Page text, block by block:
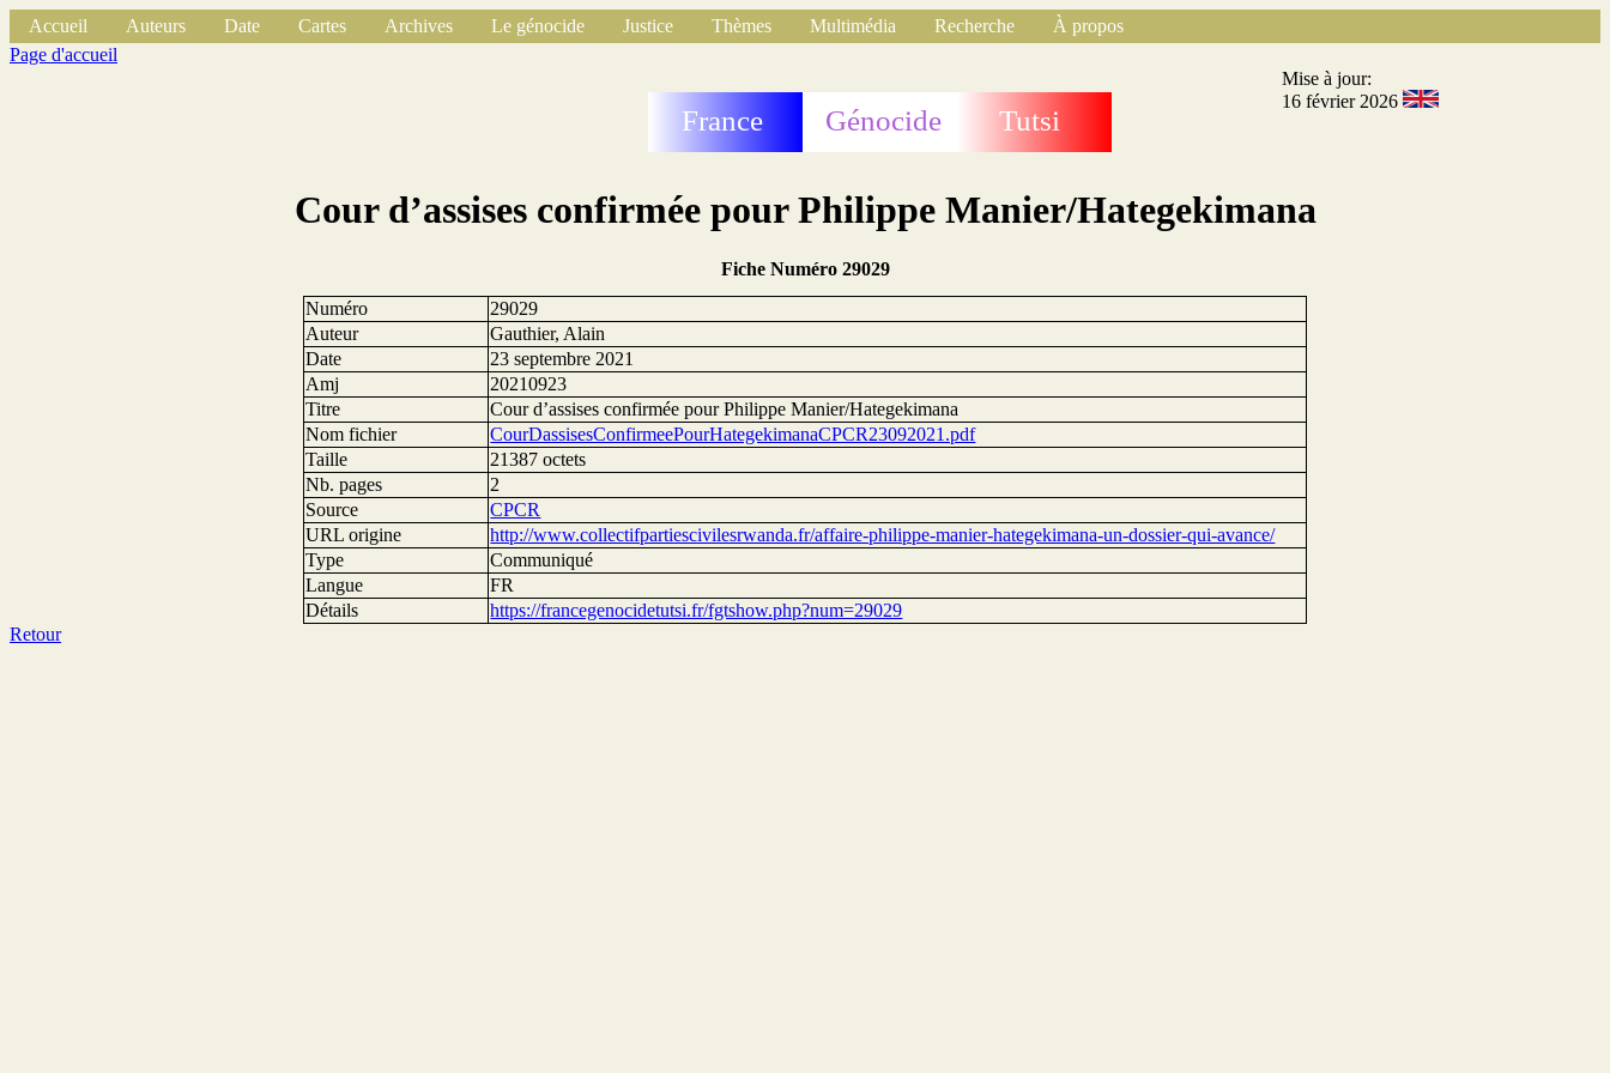
Accueil Auteurs Date Cartes Archives Le génocide Justice Thèmes Multimédia Recherche
À propos
Page d'accueil
France Génocide Tutsi
Mise à jour:
16 février 2026
Cour d’assises confirmée pour Philippe Manier/Hategekimana
Fiche Numéro 29029
Numéro
29029
Auteur
Gauthier, Alain
Date
23 septembre 2021
Amj
20210923
Titre
Cour d’assises confirmée pour Philippe Manier/Hategekimana
Nom fichier
CourDassisesConfirmeePourHategekimanaCPCR23092021.pdf
Taille
21387 octets
Nb. pages
2
Source
CPCR
URL origine
http://www.collectifpartiescivilesrwanda.fr/affaire-philippe-manier-hategekimana-un-dossier-qui-avance/
Type
Communiqué
Langue
FR
Détails
https://francegenocidetutsi.fr/fgtshow.php?num=29029
Retour